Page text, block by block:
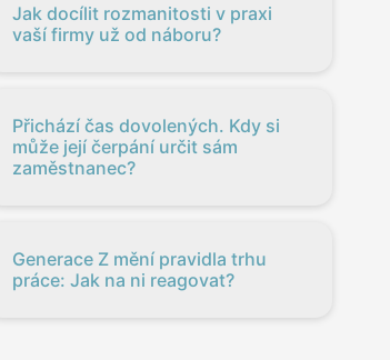
Jak docílit rozmanitosti v praxi
vaší firmy už od náboru?
Přichází čas dovolených. Kdy si
může její čerpání určit sám
zaměstnanec?
Generace Z mění pravidla trhu
práce: Jak na ni reagovat?